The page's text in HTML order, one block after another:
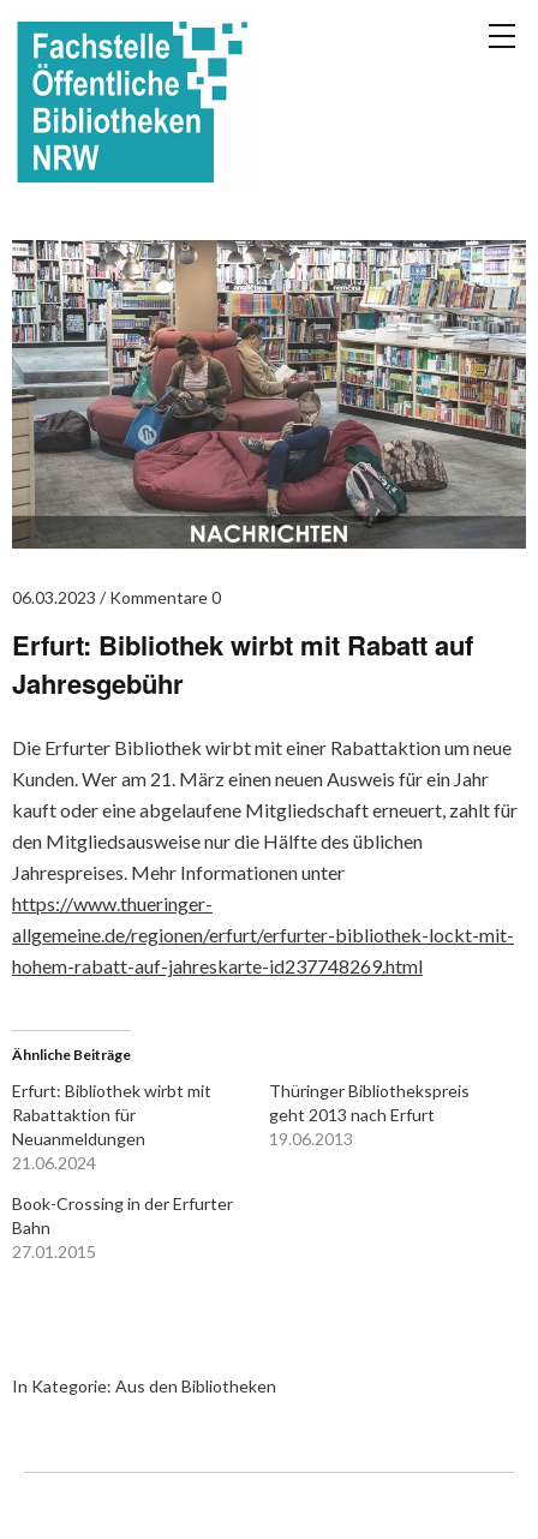
06.03.2023 Kommentare 0
Erfurt: Bibliothek wirbt mit Rabatt auf
Jahresgebühr
Die Erfurter Bibliothek wirbt mit einer Rabattaktion um neue
Kunden. Wer am 21. März einen neuen Ausweis für ein Jahr
kauft oder eine abgelaufene Mitgliedschaft erneuert, zahlt für
den Mitgliedsausweise nur die Hälfte des üblichen
Jahrespreises. Mehr Informationen unter
https://www.thueringer-
allgemeine.de/regionen/erfurt/erfurter-bibliothek-lockt-mit-
hohem-rabatt-auf-jahreskarte-id237748269.html
Ähnliche Beiträge
Erfurt: Bibliothek wirbt mit
Rabattaktion für
Neuanmeldungen
21.06.2024
Thüringer Bibliothekspreis
geht 2013 nach Erfurt
19.06.2013
Book-Crossing in der Erfurter
Bahn
27.01.2015
In Kategorie: Aus den Bibliotheken